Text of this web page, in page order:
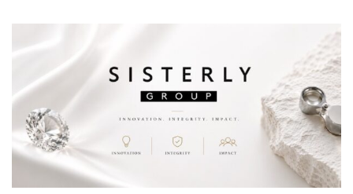
Positive Power Jewelry แหวนแต่งงาน เครื่องประดับผู้หญิง จิวเวลรี จันทบุรี